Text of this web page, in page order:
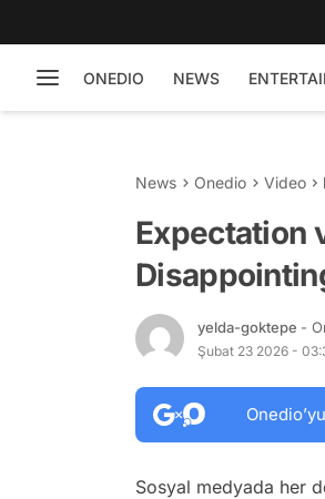
ONEDIO NEWS
News Onedio Video
Expectation
yelda-goktepe -
Şubat 23 2026 -
Sosyal medyada her